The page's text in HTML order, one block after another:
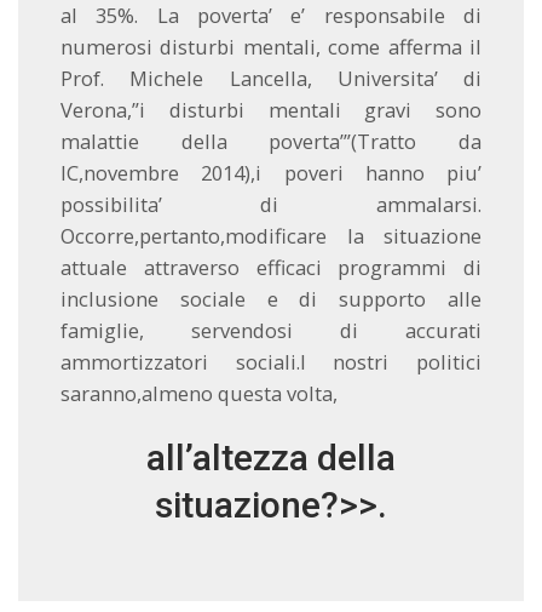
al 35%. La poverta’ e’ responsabile di
numerosi disturbi mentali, come afferma il
Prof. Michele Lancella, Universita’ di
Verona,”i disturbi mentali gravi sono
malattie della poverta’”(Tratto da
IC,novembre 2014),i poveri hanno piu’
possibilita’ di ammalarsi.
Occorre,pertanto,modificare la situazione
attuale attraverso efficaci programmi di
inclusione sociale e di supporto alle
famiglie, servendosi di accurati
ammortizzatori sociali.I nostri politici
saranno,almeno questa volta,
all’altezza della
situazione?>>.